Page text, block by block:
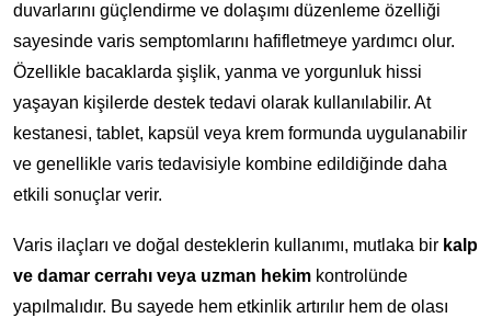
duvarlarını güçlendirme ve dolaşımı düzenleme özelliği
sayesinde varis semptomlarını hafifletmeye yardımcı olur.
Özellikle bacaklarda şişlik, yanma ve yorgunluk hissi
yaşayan kişilerde destek tedavi olarak kullanılabilir. At
kestanesi, tablet, kapsül veya krem formunda uygulanabilir
ve genellikle varis tedavisiyle kombine edildiğinde daha
etkili sonuçlar verir.
Varis ilaçları ve doğal desteklerin kullanımı, mutlaka bir kalp
ve damar cerrahı veya uzman hekim kontrolünde
yapılmalıdır. Bu sayede hem etkinlik artırılır hem de olası